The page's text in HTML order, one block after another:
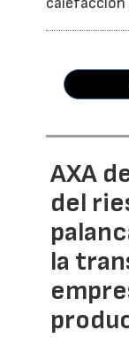
AXA
del
la